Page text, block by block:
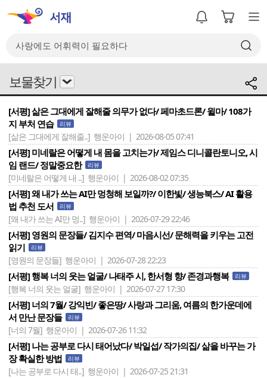
보물찾기
[서평] 삶은 그대에게 잘해줄 의무가 없다/ 페마초드론/ 윌마/ 108가
지 부처 연습
리뷰
[삶은 그대에게 잘해줄..] 행운아이 | 2026-08-05 07:41
[서평] 미네랄은 어떻게 내 몸을 고치는가/ 제임스 디니콜란토니오, 시
임 랜드/ 정말중요한
리뷰
[미네랄은 어떻게 내 ..] 행운아이 | 2026-08-02 07:35
[서평] 왜 내가 쓰는 AI만 멍청해 보일까?/ 이한빛/ 생능북스/ AI 활용
법 추천 도서
리뷰
[왜 내가 쓰는 AI만 멍..] 행운아이 | 2026-07-29 22:46
[서평] 영원의 문장들/ 김지수 편역/ 마음시선/ 문해력을 키우는 고전
읽기
리뷰
[영원의 문장들] 행운아이 | 2026-07-28 22:23
[서평] 행복 너의 웃는 얼굴/ 나태주 시, 한서형 향/ 존경과행복 리뷰
[행복 너의 웃는 얼굴] 행운아이 | 2026-07-27 17:30
[서평] 너의 7월/ 강익빈/ 좋은땅/ 사랑과 그리움, 여름의 한가운데에
서 만난 문장들
리뷰
[너의 7월] 행운아이 | 2026-07-26 11:32
[서평] 나는 공부로 다시 태어났다/ 박일섭/ 작가의집/ 삶을 바꾸는 가
장 확실한 방법
리뷰
[나는 공부로 다시 태..] 행운아이 | 2026-07-25 21:31